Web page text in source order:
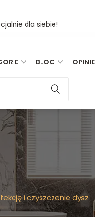
dla siebie!
BLOG OPINIE
i czyszczenie dysz